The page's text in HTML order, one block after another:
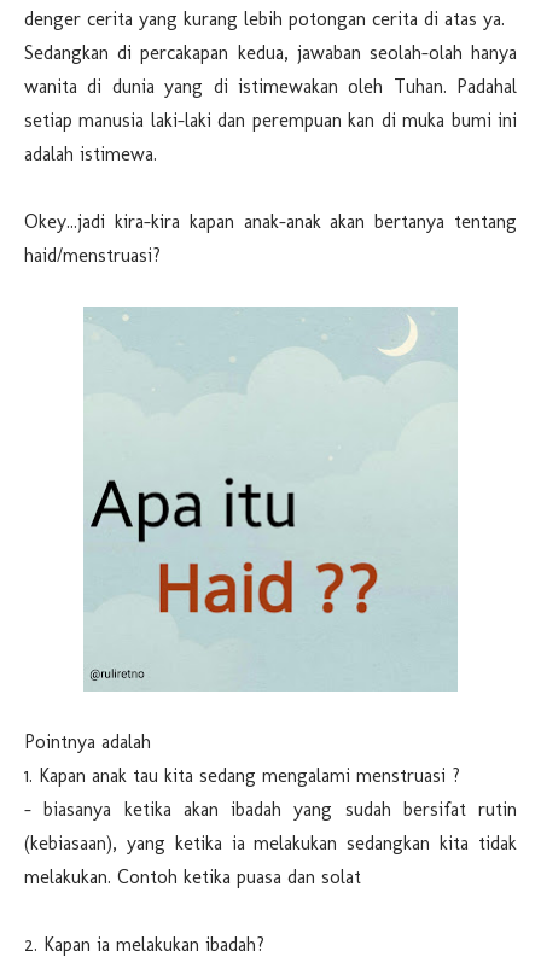
denger cerita yang kurang lebih potongan cerita di atas ya.
Sedangkan di percakapan kedua, jawaban seolah-olah hanya
wanita di dunia yang di istimewakan oleh Tuhan. Padahal
setiap manusia laki-laki dan perempuan kan di muka bumi ini
adalah istimewa.
Okey...jadi kira-kira kapan anak-anak akan bertanya tentang
haid/menstruasi?
Pointnya adalah
1. Kapan anak tau kita sedang mengalami menstruasi ?
- biasanya ketika akan ibadah yang sudah bersifat rutin
(kebiasaan), yang ketika ia melakukan sedangkan kita tidak
melakukan. Contoh ketika puasa dan solat
2. Kapan ia melakukan ibadah?